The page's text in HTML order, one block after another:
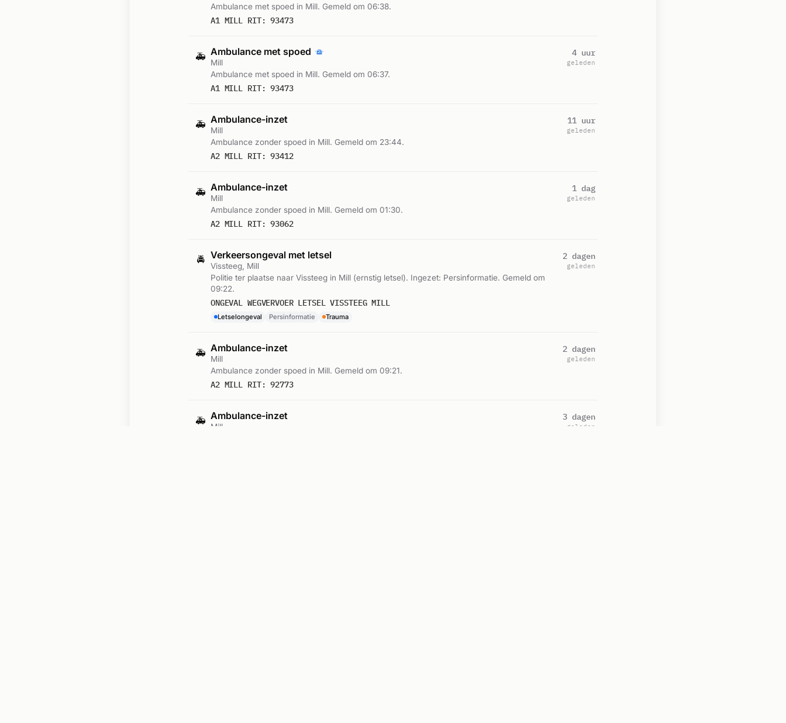
Ambulance met spoed in Mill. Gemeld om 06:38.
A1 MILL RIT: 93473
🚑 Ambulance met spoed
Mill
Ambulance met spoed in Mill. Gemeld om 06:37.
A1 MILL RIT: 93473
4 uur
geleden
🚑 Ambulance-inzet
Mill
Ambulance zonder spoed in Mill. Gemeld om 23:44.
A2 MILL RIT: 93412
11 uur
geleden
🚑 Ambulance-inzet
Mill
Ambulance zonder spoed in Mill. Gemeld om 01:30.
A2 MILL RIT: 93062
1 dag
geleden
🚔 Verkeersongeval met letsel
Vissteeg, Mill
Politie ter plaatse naar Vissteeg in Mill (ernstig letsel). Ingezet: Persinformatie. Gemeld om
09:22.
ONGEVAL WEGVERVOER LETSEL VISSTEEG MILL
Letselongeval Persinformatie Trauma
2 dagen
geleden
🚑 Ambulance-inzet
Mill
Ambulance zonder spoed in Mill. Gemeld om 09:21.
A2 MILL RIT: 92773
2 dagen
geleden
🚑 Ambulance-inzet
Mill
3 dagen
geleden